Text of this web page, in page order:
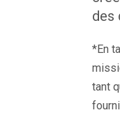
des
*En
tant